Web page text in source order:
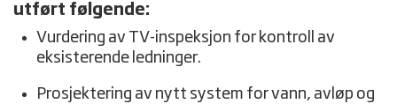
utført følgende:
Vurdering av TV-inspeksjon for kontroll av
eksisterende ledninger.
Prosjektering av nytt system for vann, avløp og